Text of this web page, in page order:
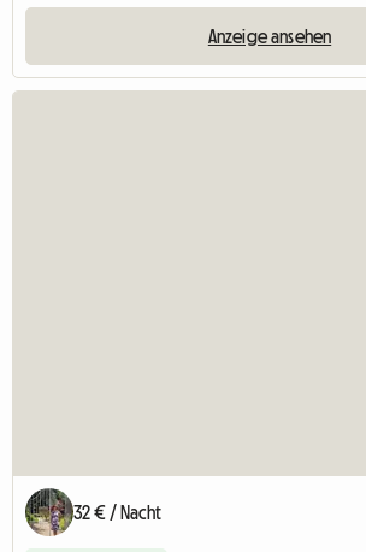
Anzeige ansehen
32 € / Nacht